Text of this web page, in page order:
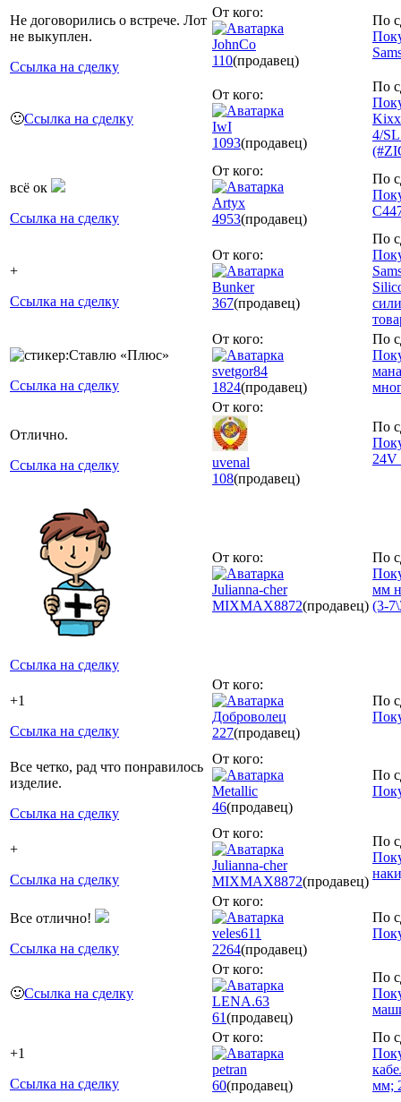
Не договорились о встрече. Лот
не выкуплен.
Ссылка на сделку
От кого:
JohnCo
110(продавец)
По
🙂Ссылка на сделку
От кого:
IwI
1093(продавец)
По
4/
всё ок
Ссылка на сделку
От кого:
Artyx
4953(продавец)
По
+
Ссылка на сделку
От кого:
Bunker
367(продавец)
По
Ссылка на сделку
От кого:
svetgor84
1824(продавец)
По
Отлично.
Ссылка на сделку
От кого:
uvenal
108(продавец)
По
24V
Ссылка на сделку
От кого:
Julianna-cher
MIXMAX8872(продавец)
По
мм
(3-
+1
Ссылка на сделку
От кого:
Доброволец
227(продавец)
По
Все четко, рад что понравилось
изделие.
Ссылка на сделку
От кого:
Metallic
46(продавец)
По
+
Ссылка на сделку
От кого:
Julianna-cher
MIXMAX8872(продавец)
По
Все отлично!
Ссылка на сделку
От кого:
veles611
2264(продавец)
По
🙂Ссылка на сделку
От кого:
LENA.63
61(продавец)
По
+1
Ссылка на сделку
От кого:
petran
60(продавец)
По
мм;